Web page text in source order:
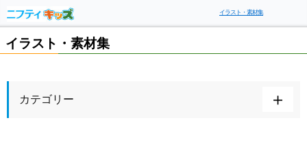
イラスト・素材集
イラスト・素材集
カテゴリー